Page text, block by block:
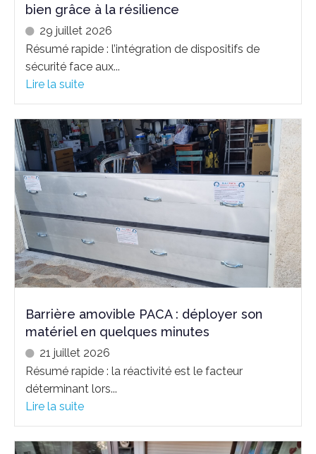
bien grâce à la résilience
29 juillet 2026
Résumé rapide : l’intégration de dispositifs de
sécurité face aux...
Lire la suite
Barrière amovible PACA : déployer son
matériel en quelques minutes
21 juillet 2026
Résumé rapide : la réactivité est le facteur
déterminant lors...
Lire la suite